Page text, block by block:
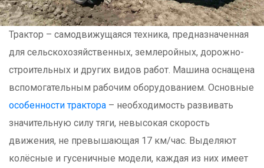
Трактор – самодвижущаяся техника, предназначенная
для сельскохозяйственных, землеройных, дорожно-
строительных и других видов работ. Машина оснащена
вспомогательным рабочим оборудованием. Основные
особенности трактора – необходимость развивать
значительную силу тяги, невысокая скорость
движения, не превышающая 17 км/час. Выделяют
колёсные и гусеничные модели, каждая из них имеет